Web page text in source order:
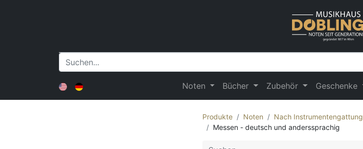
Noten Bücher Zubehör Geschenke
Produkte Noten Nach Instrumentengattung
Messen - deutsch und anderssprachig